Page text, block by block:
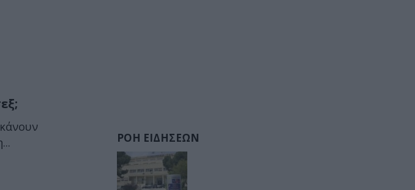
ΡΟΗ ΕΙΔΗΣΕΩΝ